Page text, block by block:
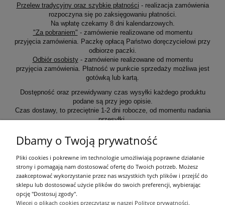
Przelew tradycyjny oraz szybkie płatności - realizacja zamówienia
rozpoczyna się po zaksięgowaniu płatności.
Na wpłatę czekamy 8 dni kalendarzowych.
"Za pobraniem" - zamówienie realizowane od momentu
przyjęcia zamówienia. Paczkę opłacą Państwo doręczycielowi przy
odbiorze paczki.
Odbiór osobisty- zamówienie realizowane od momentu
przyjęcia zamówienia. Płatność w punkcie sprzedaży możliwa jest
gotówką lub kartą.
Dostępność oraz przewidywany czas wysyłki każdego produktu
podane są przy jego opisie.
Czas dostawy, to przeciętnie 1-2 dni robocze, od momentu nadania
przesyłki.
Informacje ogólne
Zakupy
Dbamy o Twoją prywatność
Pliki cookies i pokrewne im technologie umożliwiają poprawne działanie
strony i pomagają nam dostosować ofertę do Twoich potrzeb. Możesz
zaakceptować wykorzystanie przez nas wszystkich tych plików i przejść do
sklepu lub dostosować użycie plików do swoich preferencji, wybierając
opcję "Dostosuj zgody".
Więcej o plikach cookies przeczytasz w naszej Polityce prywatności.